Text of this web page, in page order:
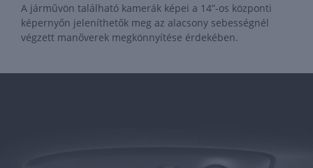
A járművön található kamerák képei a 14”-os központi
képernyőn jeleníthetők meg az alacsony sebességnél
végzett manőverek megkönnyítése érdekében.